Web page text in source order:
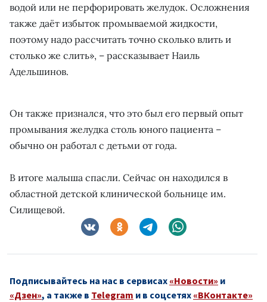
водой или не перфорировать желудок. Осложнения
также даёт избыток промываемой жидкости,
поэтому надо рассчитать точно сколько влить и
столько же слить», – рассказывает Наиль
Адельшинов.
Он также признался, что это был его первый опыт
промывания желудка столь юного пациента –
обычно он работал с детьми от года.
В итоге малыша спасли. Сейчас он находился в
областной детской клинической больнице им.
Силищевой.
Подписывайтесь на нас в сервисах «Новости» и
«Дзен», а также в Telegram и в соцсетях «ВКонтакте»